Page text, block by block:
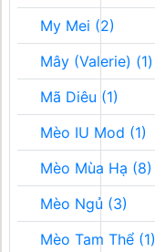
My Mei (2)
Mây (Valerie) (1)
Mã Diêu (1)
Mèo IU Mod (1)
Mèo Mùa Hạ (8)
Mèo Ngủ (3)
Mèo Tam Thể (1)